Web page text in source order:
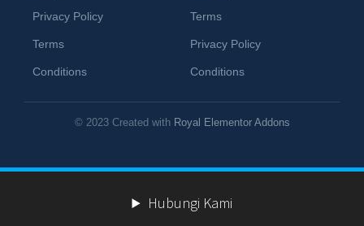
Privacy Policy
Terms
Conditions
Terms
Privacy Policy
Conditions
© 2023 Created with Royal Elementor Addons
Hubungi Kami